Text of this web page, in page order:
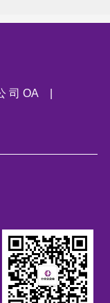
司 OA |